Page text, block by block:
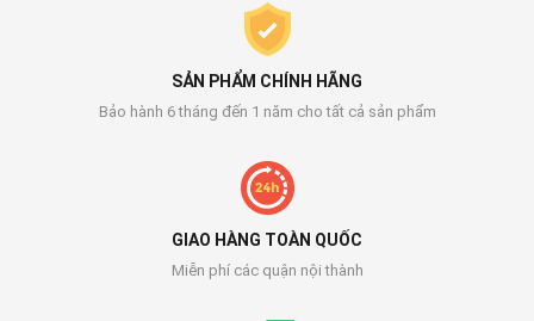
SẢN PHẨM CHÍNH HÃNG
Bảo hành 6 tháng đến 1 năm cho tất cả sản phẩm
GIAO HÀNG TOÀN QUỐC
Miễn phí các quận nội thành